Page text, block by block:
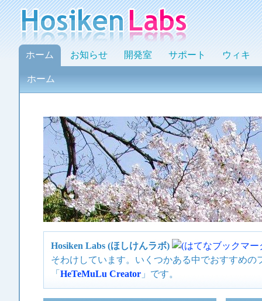
ホーム お知らせ 開発室 サポート ウィキ
ホーム
Hosiken Labs (ほしけんラボ)
そわけしています。いくつかある中でおすすめ
「 HeTeMuLu Creator 」です。